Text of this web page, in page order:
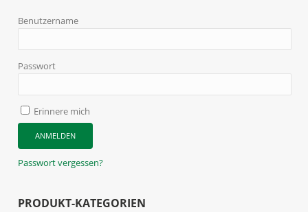
Benutzername
Passwort
Erinnere mich
Passwort vergessen?
PRODUKT-KATEGORIEN